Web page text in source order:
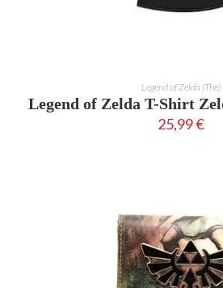
CHOIX DESproduit
a
Les
du
produit
Legend of Zelda (The)
Legend of Zelda T-Shirt
25,99€